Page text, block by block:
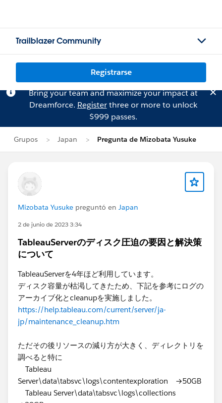
Trailblazer Community
Registrarse
Bring your team and maximize your impact at
Dreamforce. Registerthree or more to unlock
$999 passes.
Grupos Japan Pregunta de Mizobata Yusuke
Mizobata Yusuke preguntó en Japan
2 de junio de 2023 3:34
TableauServerのディスク圧迫の要因と解決策
について
TableauServerを4年ほど利用しています。​
ディスク容量が枯渇してきたため、下記を参考にログの
アーカイブ化とcleanupを実施しました。
https://help.tableau.com/current/server/ja-
jp/maintenance_cleanup.htm
ただその後リソースの減り方が大きく、ディレクトリを
調べると特に
Tableau
Server\data\tabsvc\logs\contentexploration →50GB
Tableau Server\data\tabsvc\logs\collections​